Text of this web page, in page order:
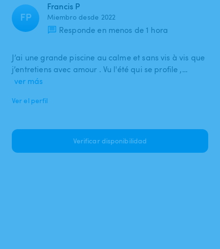
FP
Francis P
Miembro desde 2022
Responde en menos de 1 hora
J’ai une grande piscine au calme et sans vis à vis que
j’entretiens avec amour . Vu l'été qui se profile ,…
ver más
Ver el perfil
Verificar disponibilidad